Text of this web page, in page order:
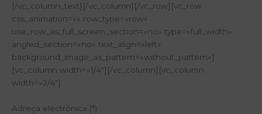
[/vc_column_text][/vc_column][/vc_row][vc_row
css_animation=»» row_type=»row»
use_row_as_full_screen_section=»no» type=»full_width»
angled_section=»no» text_align=»left»
background_image_as_pattern=»without_pattern»]
[vc_column width=»1/4″][/vc_column][vc_column
width=»2/4″]
Adreça electrònica (*)